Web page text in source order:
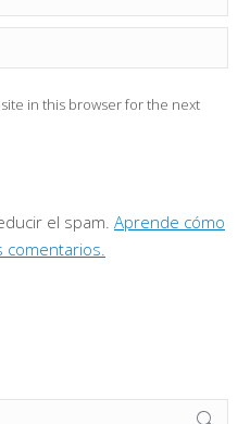
in this browser for the next
el spam. Aprende cómo